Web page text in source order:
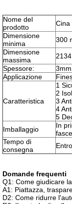
Nome del
prodotto
Cina
Dimensione
minima
300
Dimensione
massima
Spessore:
Applicazione
Caratteristica
1
2
3
4
5
Imballaggio
In
Tempo di
consegna
Domande frequenti
Q1: Come giudicare
A1: Piattazza,
D2: Come ridurre